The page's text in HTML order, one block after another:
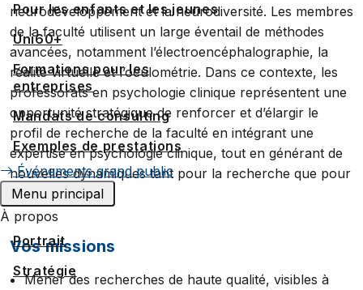
Pour les enfants et les jeunes
Uni60+
Formations pour les
entreprises
Mandats de consulting
Exemples de prestations
Événements grand public
Menu principal
À propos
Portrait
Stratégie
neurodéveloppement et la neurodiversité. Les membres
de la faculté utilisent un large éventail de méthodes
avancées, notamment l’électroencéphalographie, la
réalité virtuelle et l’oculométrie. Dans ce contexte, les
professorats en psychologie clinique représentent une
opportunité stratégique de renforcer et d’élargir le
profil de recherche de la faculté en intégrant une
expertise en psychologie clinique, tout en générant de
nouvelles dynamiques tant pour la recherche que pour
l’enseignement.
Vos missions
Mener des recherches de haute qualité, visibles à